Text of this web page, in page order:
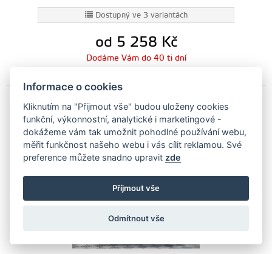
Informace o cookies
Kliknutím na "Přijmout vše" budou uloženy cookies
funkční, výkonnostní, analytické i marketingové -
dokážeme vám tak umožnit pohodlné používání webu,
měřit funkčnost našeho webu i vás cílit reklamou. Své
preference můžete snadno upravit zde
Příjmout vše
Odmítnout vše
Dostupný ve 3 variantách
od 5 258 Kč
Dodáme Vám do 40 ti dní
Maxton Design Spoiler zadního nárazníku VW
Golf VIII GTI V.2 - texturovaný plast
VW-GO-8-GTI-RS2T